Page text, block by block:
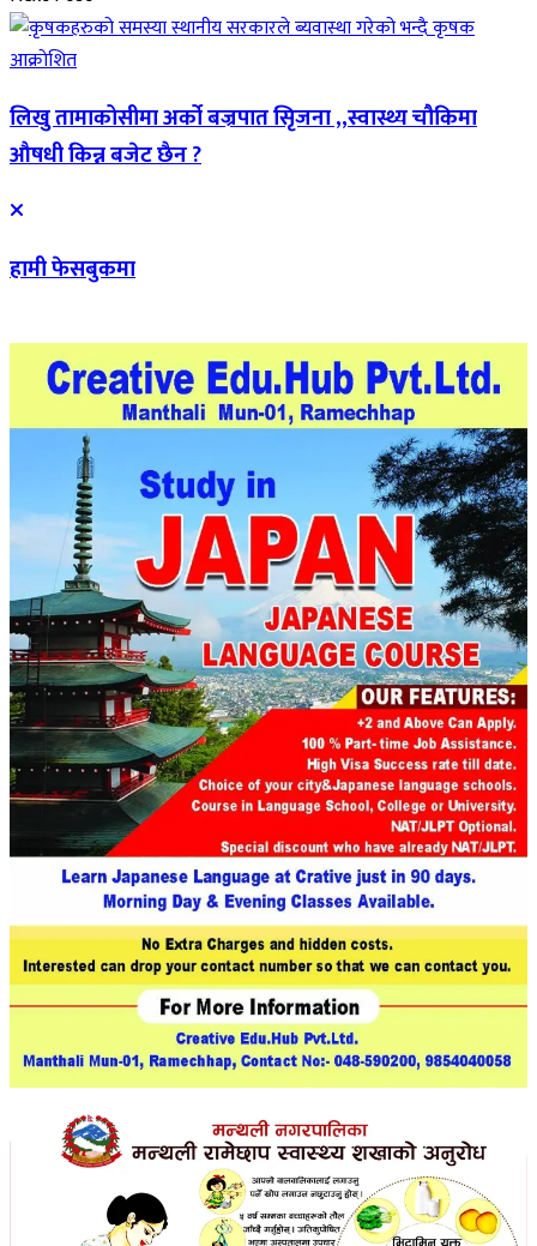
लिखु तामाकोसीमा अर्को बज्रपात सिृजना ,,स्वास्थ्य चौकिमा
औषधी किन्न बजेट छैन ?
हामी फेसबुकमा